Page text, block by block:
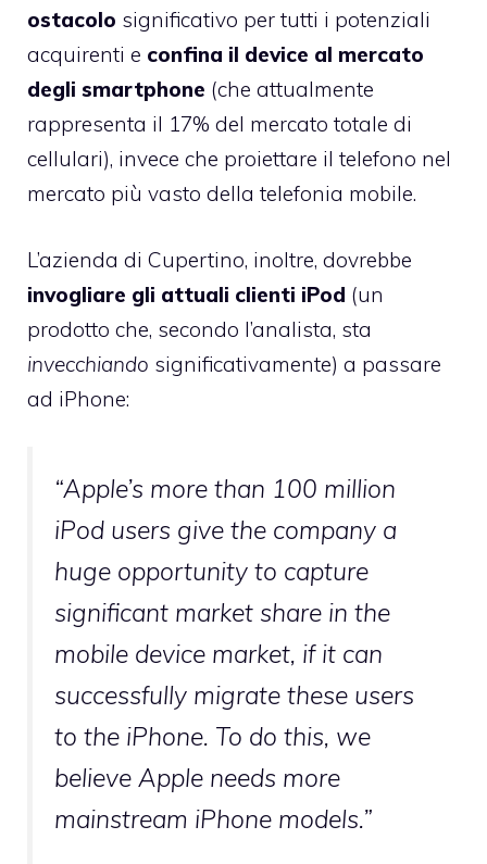
ostacolo significativo per tutti i potenziali
acquirenti e confina il device al mercato
degli smartphone (che attualmente
rappresenta il 17% del mercato totale di
cellulari), invece che proiettare il telefono nel
mercato più vasto della telefonia mobile.
L’azienda di Cupertino, inoltre, dovrebbe
invogliare gli attuali clienti iPod (un
prodotto che, secondo l’analista, sta
invecchiando significativamente) a passare
ad iPhone:
“Apple’s more than 100 million
iPod users give the company a
huge opportunity to capture
significant market share in the
mobile device market, if it can
successfully migrate these users
to the iPhone. To do this, we
believe Apple needs more
mainstream iPhone models.”